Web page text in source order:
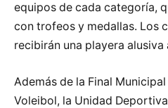
equipos de cada categoría,
con trofeos y medallas. Los
recibirán una playera alusiva
Además de la Final
Voleibol, la Unidad